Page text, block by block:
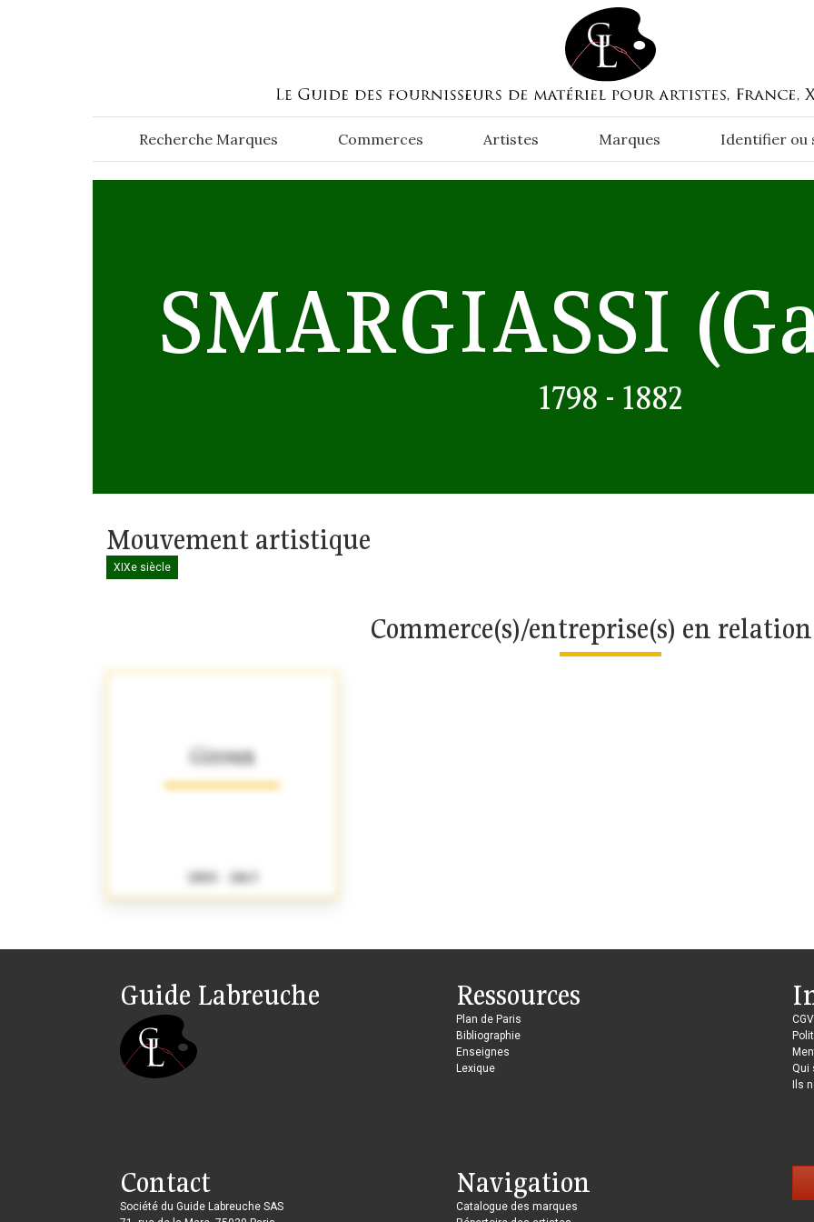
Recherche Marques Commerces Artistes Marques Identifier ou
SMARGIASSI
1798 - 1882
Mouvement artistique
XIXe siècle
Commerce(s)/entreprise(s) en
Giroux
1800 - 1863
Guide Labreuche Ressources
Plan de Paris
Bibliographie
Enseignes
Lexique
Qui
Ils
Contact
Société du Guide Labreuche SAS
Navigation
Catalogue des marques